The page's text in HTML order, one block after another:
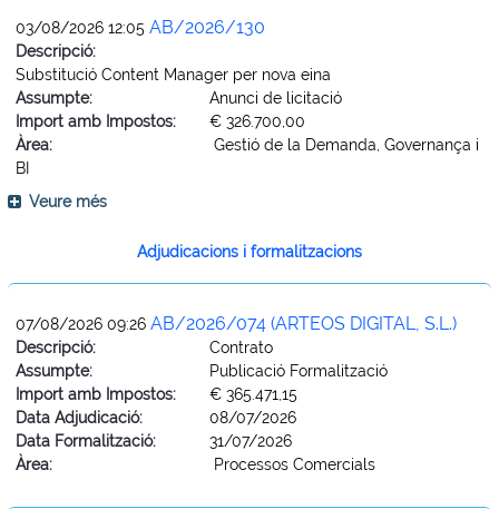
03/08/2026 12:05 AB/2026/130
Descripció:
Substitució Content Manager per nova eina
Assumpte:
Anunci de licitació
Import amb Impostos:
€ 326.700,00
Àrea:
Gestió de la Demanda, Governança i
BI
Veure més
Adjudicacions i formalitzacions
07/08/2026 09:26 AB/2026/074 (ARTEOS DIGITAL, S.L.)
Descripció:
Contrato
Assumpte:
Publicació Formalització
Import amb Impostos:
€ 365.471,15
Data Adjudicació:
08/07/2026
Data Formalització:
31/07/2026
Àrea:
Processos Comercials